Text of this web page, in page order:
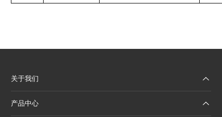
关于我们
产品中心